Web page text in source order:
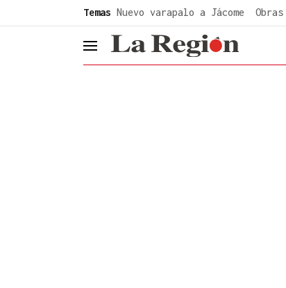
Temas Nuevo varapalo a Jácome
header.menu.open